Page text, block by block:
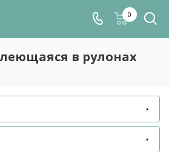
0
в рулонах